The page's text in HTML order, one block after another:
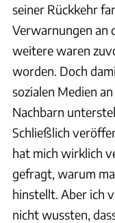
seiner Rückkehr
Verwarnungen an
weitere waren
worden. Doch
sozialen Medien
Nachbarn
Schließlich
hat mich wirklich
gefragt, warum
hinstellt. Aber ich
nicht wussten,